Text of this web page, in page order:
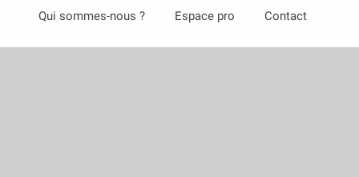
Qui sommes-nous ? Espace pro Contact